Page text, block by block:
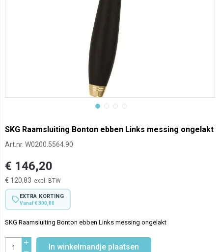
SKG Raamsluiting Bonton ebben Links messing ongelakt
Art.nr. W0200.5564.90
€ 146,20
€ 120,83
EXTRA KORTING
Vanaf € 300,00
SKG Raamsluiting Bonton ebben Links messing ongelakt
In winkelmandje plaatsen